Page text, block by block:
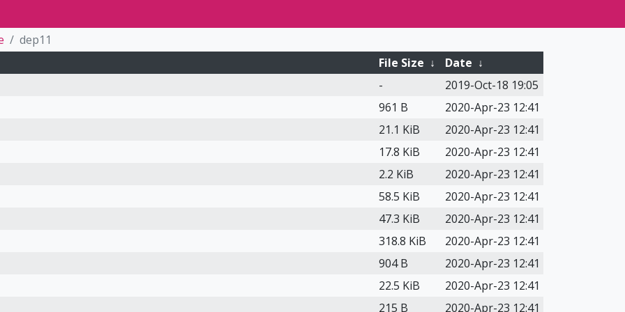
dep11
File Size ↓ Date ↓
-
2019-Oct-18 19:05
961 B
2020-Apr-23 12:41
21.1 KiB
2020-Apr-23 12:41
17.8 KiB
2020-Apr-23 12:41
2.2 KiB
2020-Apr-23 12:41
58.5 KiB
2020-Apr-23 12:41
47.3 KiB
2020-Apr-23 12:41
318.8 KiB
2020-Apr-23 12:41
904 B
2020-Apr-23 12:41
22.5 KiB
2020-Apr-23 12:41
215 B
2020-Apr-23 12:41